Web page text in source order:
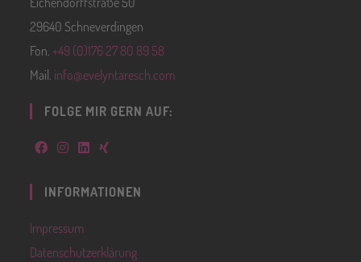
29640 Schneverdingen
Fon.+49 (0)176 27 80 89 58
Mail. info@evelyntaresch.com
FOLGE MIR GERN AUF:
INFORMATIONEN
Impressum
Datenschutzerklärung